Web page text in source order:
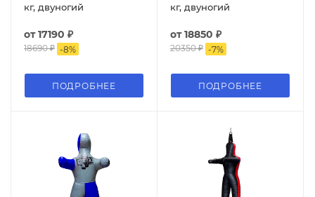
кг, двуногий
от17190 ₽
18690 ₽ -8%
ПОДРОБНЕЕ
кг, двуногий
от18850 ₽
20350 ₽ -7%
ПОДРОБНЕЕ